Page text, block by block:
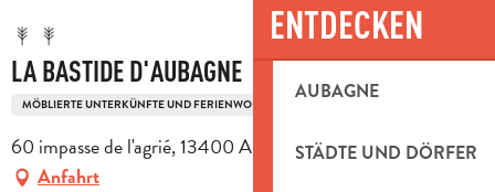
ENTDECKEN
AUBAGNE
STÄDTE UND DÖRFER
LA BASTIDE D'AUBAGNE
MÖBLIERTE UNTERKÜNFTE UND FERIENWOHNUNGEN
60 impasse de l'agrié, 13400 Aubagne
Anfahrt